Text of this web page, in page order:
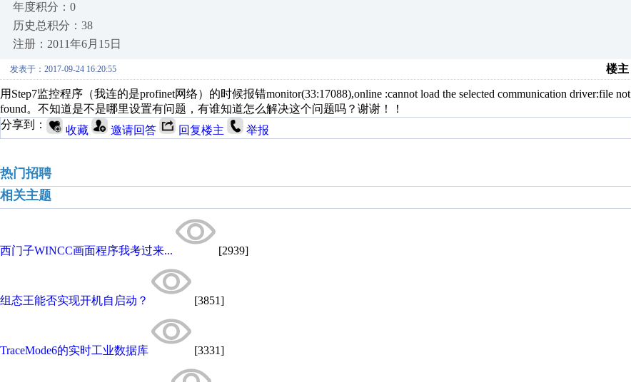
年度积分：0
历史总积分：38
注册：2011年6月15日
发表于：2017-09-24 16:20:55 楼主
用Step7监控程序（我连的是profinet网络）的时候报错monitor(33:17088),online :cannot load the selected communication driver:file not
found。不知道是不是哪里设置有问题，有谁知道怎么解决这个问题吗？谢谢！！
分享到：
收藏 邀请回答 回复楼主 举报
热门招聘
相关主题
西门子WINCC画面程序我考过来... [2939]
组态王能否实现开机自启动？ [3851]
TraceMode6的实时工业数据库 [3331]